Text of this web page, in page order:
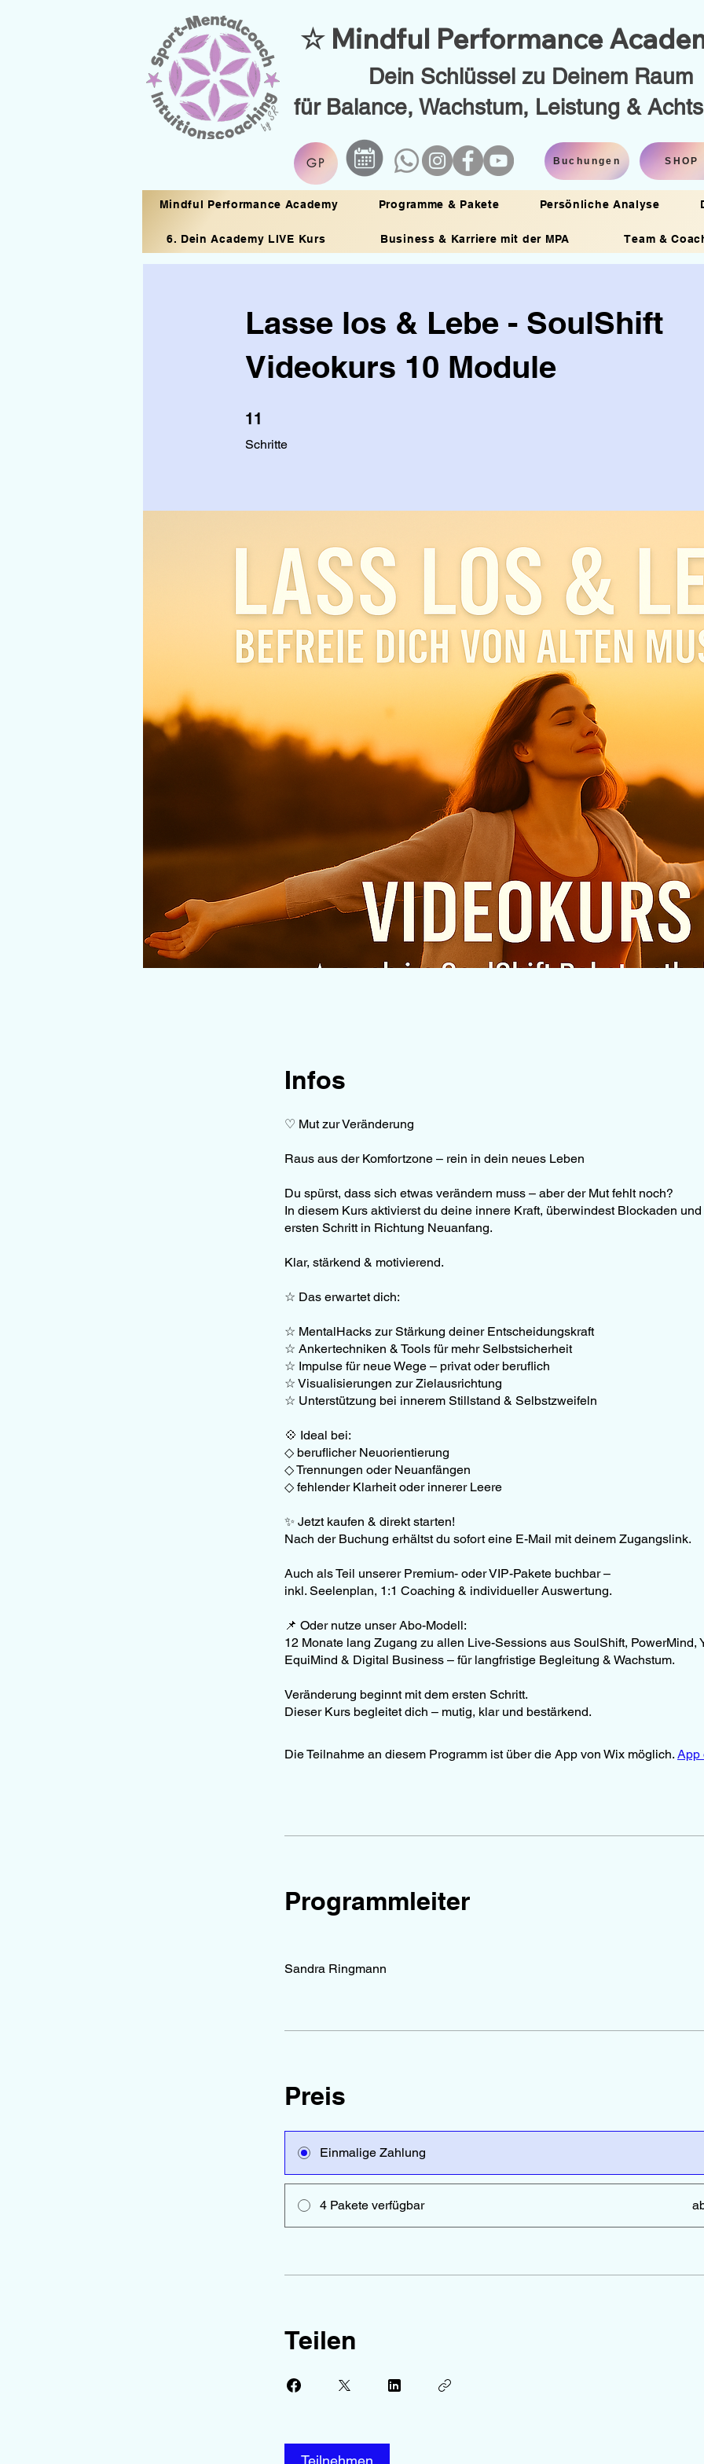
☆ Mindful Performance
Dein Schlüssel zu Deinem Raum
für Balance, Wachstum, Leistung &
Mindful Performance Academy Programme & Pakete Persönliche Analyse
6. Dein Academy LIVE Kurs Business & Karriere mit der MPA Team &
SHOP
Buchungen
GP
Lasse los & Lebe - SoulShift
Videokurs 10 Module
11
Schritte
11 Schritte
Infos
♡ Mut zur Veränderung
Raus aus der Komfortzone – rein in dein neues Leben
Du spürst, dass sich etwas verändern muss – aber der Mut fehlt noch?
In diesem Kurs aktivierst du deine innere Kraft, überwindest Blockaden
ersten Schritt in Richtung Neuanfang.
Klar, stärkend & motivierend.
☆ Das erwartet dich:
☆ MentalHacks zur Stärkung deiner Entscheidungskraft
☆ Ankertechniken & Tools für mehr Selbstsicherheit
☆ Impulse für neue Wege – privat oder beruflich
☆ Visualisierungen zur Zielausrichtung
☆ Unterstützung bei innerem Stillstand & Selbstzweifeln
💠 Ideal bei:
◇ beruflicher Neuorientierung
◇ Trennungen oder Neuanfängen
◇ fehlender Klarheit oder innerer Leere
✨ Jetzt kaufen & direkt starten!
Nach der Buchung erhältst du sofort eine E-Mail mit deinem Zugangslink.
Auch als Teil unserer Premium- oder VIP-Pakete buchbar –
inkl. Seelenplan, 1:1 Coaching & individueller Auswertung.
📌 Oder nutze unser Abo-Modell:
12 Monate lang Zugang zu allen Live-Sessions aus SoulShift, PowerMind,
EquiMind & Digital Business – für langfristige Begleitung & Wachstum.
Veränderung beginnt mit dem ersten Schritt.
Die Teilnahme an diesem Programm ist über die App von Wix möglich. App
Programmleiter
Sandra Ringmann
Preis
Einmalige Zahlung
4 Pakete verfügbar
Teilen
Teilnehmen